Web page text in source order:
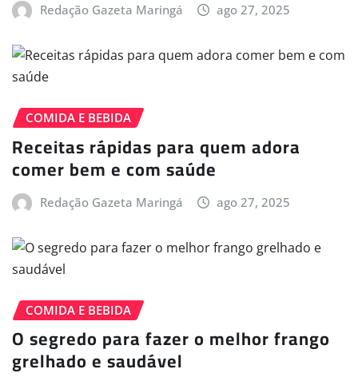
Redação Gazeta Maringá ago 27, 2025
COMIDA E BEBIDA
Receitas rápidas para quem adora
comer bem e com saúde
Redação Gazeta Maringá ago 27, 2025
COMIDA E BEBIDA
O segredo para fazer o melhor frango
grelhado e saudável